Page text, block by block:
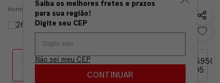
Saiba os melhores fretes e prazos
para sua região!
Digite seu CEP
Não sei meu CEP
CONTINUAR
Perfuração
Broca Metal Bosch Aço
Rápido HSS-PointTeQ,